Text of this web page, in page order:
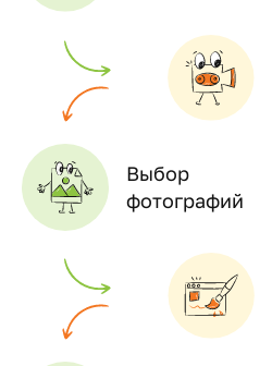
Выбор
фотографий